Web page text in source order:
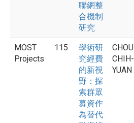
聯網整
合機制
研究
MOST
Projects
115
學術研
究經費
的新視
野：探
索群眾
募資作
為替代
CHOU
CHIH-
YUAN